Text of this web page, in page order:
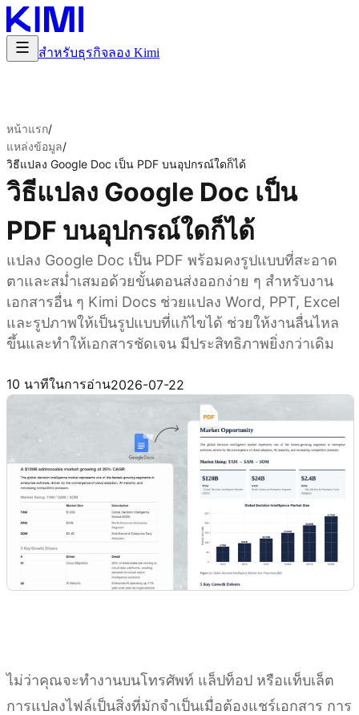
สำหรับธุรกิจลอง Kimi
หน้าแรก/
แหล่งข้อมูล/
วิธีแปลง Google Doc เป็น PDF บนอุปกรณ์ใดก็ได้
วิธีแปลง Google Doc เป็น
PDF บนอุปกรณ์ใดก็ได้
แปลง Google Doc เป็น PDF พร้อมคงรูปแบบที่สะอาด
ตาและสม่ำเสมอด้วยขั้นตอนส่งออกง่าย ๆ สำหรับงาน
เอกสารอื่น ๆ Kimi Docs ช่วยแปลง Word, PPT, Excel
และรูปภาพให้เป็นรูปแบบที่แก้ไขได้ ช่วยให้งานลื่นไหล
ขึ้นและทำให้เอกสารชัดเจน มีประสิทธิภาพยิ่งกว่าเดิม
10 นาทีในการอ่าน2026-07-22
ไม่ว่าคุณจะทำงานบนโทรศัพท์ แล็ปท็อป หรือแท็บเล็ต
การแปลงไฟล์เป็นสิ่งที่มักจำเป็นเมื่อต้องแชร์เอกสาร การ